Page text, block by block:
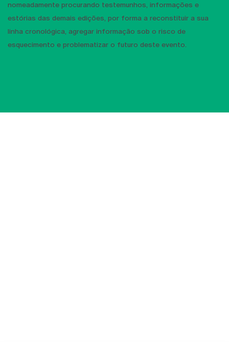
nomeadamente procurando testemunhos, informações e
estórias das demais edições, por forma a reconstituir a sua
linha cronológica, agregar informação sob o risco de
esquecimento e problematizar o futuro deste evento.